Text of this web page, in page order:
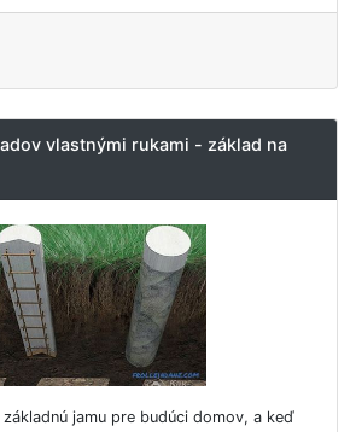
vlastnými rukami - základ na
jamu pre budúci domov, a keď